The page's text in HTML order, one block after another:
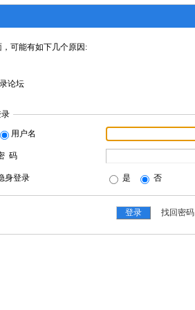
可能有如下几个原因:
论坛
用户名
码
身登录 是 否
找回密码